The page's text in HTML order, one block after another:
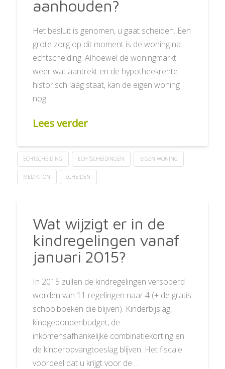
aanhouden?
Het besluit is genomen, u gaat scheiden. Een
grote zorg op dit moment is de woning na
echtscheiding. Alhoewel de woningmarkt
weer wat aantrekt en de hypotheekrente
historisch laag staat, kan de eigen woning
nog …
Lees verder
ECHTSCHEIDING ECHTSCHEIDINGEN EIGEN WONING
MEDIATION SCHEIDEN
Wat wijzigt er in de
kindregelingen vanaf
januari 2015?
In 2015 zullen de kindregelingen versoberd
worden van 11 regelingen naar 4 (+ de gratis
schoolboeken die blijven). Kinderbijslag,
kindgebondenbudget, de
inkomensafhankelijke combinatiekorting en
de kinderopvangtoeslag blijven. Het fiscale
voordeel dat u krijgt voor de …